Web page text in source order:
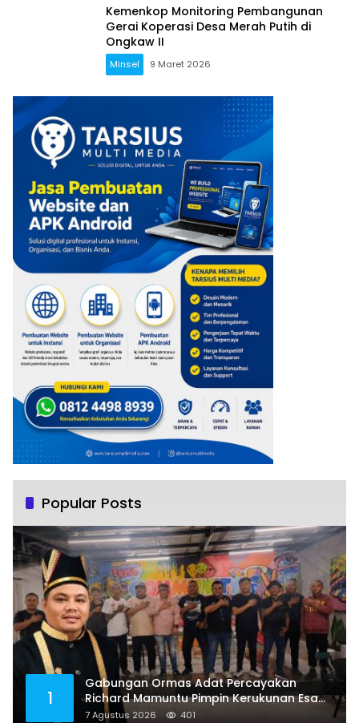
Kemenkop Monitoring Pembangunan
Gerai Koperasi Desa Merah Putih di
Ongkaw II
Minsel 9 Maret 2026
Popular Posts
1
Gabungan Ormas Adat Percayakan
Richard Mamuntu Pimpin Kerukunan Esa
Keter Kota Bitung
7 Agustus 2026 401